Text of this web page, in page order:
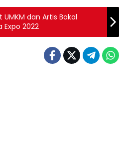
dan Artis Bakal
Expo 2022